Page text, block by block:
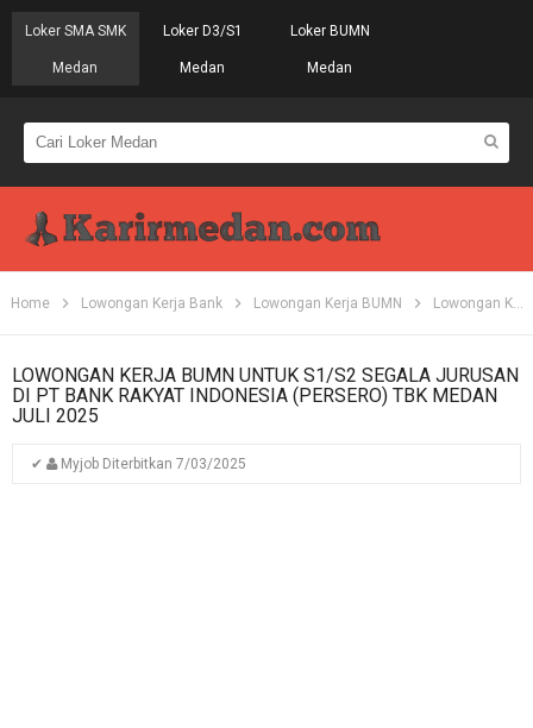
Loker SMA SMK
Medan
Loker D3/S1
Medan
Loker BUMN
Medan
Home Lowongan Kerja Bank Lowongan Kerja BUMN Lowongan Kerja S1
LOWONGAN KERJA BUMN UNTUK S1/S2 SEGALA JURUSAN
DI PT BANK RAKYAT INDONESIA (PERSERO) TBK MEDAN
JULI 2025
✔ Myjob Diterbitkan 7/03/2025